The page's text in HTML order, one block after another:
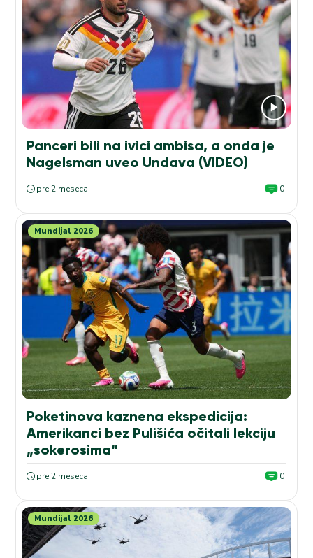
Panceri bili na ivici ambisa, a onda je
Nagelsman uveo Undava (VIDEO)
pre 2 meseca 0
Mundijal 2026
Poketinova kaznena ekspedicija:
Amerikanci bez Pulišića očitali lekciju
„sokerosima“
pre 2 meseca 0
Mundijal 2026